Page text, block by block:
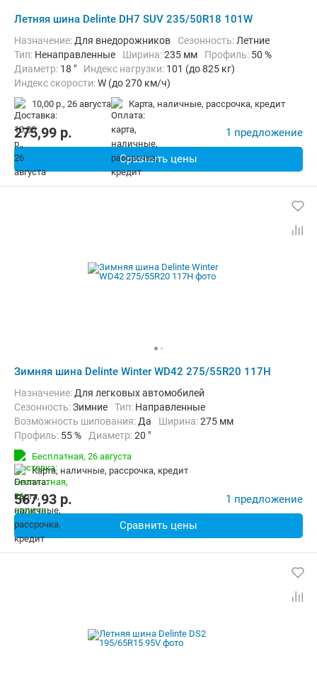
Летняя шина Delinte DH7 SUV 235/50R18 101W
Назначение: Для внедорожников Сезонность: Летние
Тип: Ненаправленные Ширина:235 мм Профиль: 50 %
Диаметр: 18 " Индекс нагрузки: 101 (до 825 кг)
Индекс скорости:W (до 270 км/ч)
10,00 р., 26 августа карта, наличные, рассрочка, кредит
275,99 p. 1 предложение
Сравнить цены
Зимняя шина Delinte Winter WD42 275/55R20 117H
Назначение: Для легковых автомобилей
Сезонность:Зимние Тип: Направленные
Возможность шипования: Да Ширина:275 мм
Профиль: 55 % Диаметр:20 "
Индекс нагрузки:
Индекс скорости:
H (до 210 км/ч)
Бесплатная, 26 августа
карта, наличные, рассрочка, кредит
567,93 p. 1 предложение
Сравнить цены